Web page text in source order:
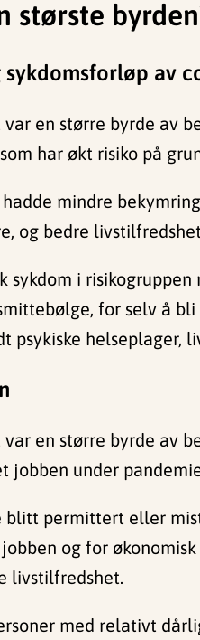
største
av
en større byrde av
har økt risiko på
mindre
og bedre
sykdom i
for selv å
psykiske helseplager,
en større byrde av
under
blitt permittert eller
og for
livstilfredshet.
med relativt